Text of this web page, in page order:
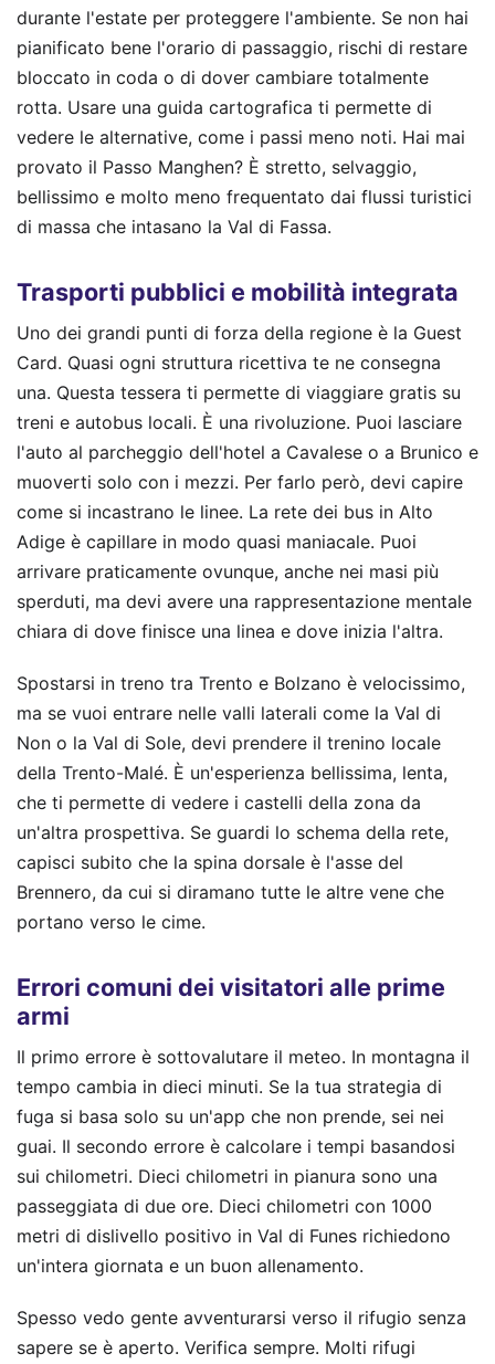
durante l'estate per proteggere l'ambiente. Se non hai
pianificato bene l'orario di passaggio, rischi di restare
bloccato in coda o di dover cambiare totalmente
rotta. Usare una guida cartografica ti permette di
vedere le alternative, come i passi meno noti. Hai mai
provato il Passo Manghen? È stretto, selvaggio,
bellissimo e molto meno frequentato dai flussi turistici
di massa che intasano la Val di Fassa.
Trasporti pubblici e mobilità integrata
Uno dei grandi punti di forza della regione è la Guest
Card. Quasi ogni struttura ricettiva te ne consegna
una. Questa tessera ti permette di viaggiare gratis su
treni e autobus locali. È una rivoluzione. Puoi lasciare
l'auto al parcheggio dell'hotel a Cavalese o a Brunico e
muoverti solo con i mezzi. Per farlo però, devi capire
come si incastrano le linee. La rete dei bus in Alto
Adige è capillare in modo quasi maniacale. Puoi
arrivare praticamente ovunque, anche nei masi più
sperduti, ma devi avere una rappresentazione mentale
chiara di dove finisce una linea e dove inizia l'altra.
Spostarsi in treno tra Trento e Bolzano è velocissimo,
ma se vuoi entrare nelle valli laterali come la Val di
Non o la Val di Sole, devi prendere il trenino locale
della Trento-Malé. È un'esperienza bellissima, lenta,
che ti permette di vedere i castelli della zona da
un'altra prospettiva. Se guardi lo schema della rete,
capisci subito che la spina dorsale è l'asse del
Brennero, da cui si diramano tutte le altre vene che
portano verso le cime.
Errori comuni dei visitatori alle prime
armi
Il primo errore è sottovalutare il meteo. In montagna il
tempo cambia in dieci minuti. Se la tua strategia di
fuga si basa solo su un'app che non prende, sei nei
guai. Il secondo errore è calcolare i tempi basandosi
sui chilometri. Dieci chilometri in pianura sono una
passeggiata di due ore. Dieci chilometri con 1000
metri di dislivello positivo in Val di Funes richiedono
un'intera giornata e un buon allenamento.
Spesso vedo gente avventurarsi verso il rifugio senza
sapere se è aperto. Verifica sempre. Molti rifugi